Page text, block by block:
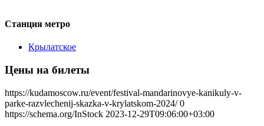
Станция метро
Крылатское
Цены на билеты
https://kudamoscow.ru/event/festival-mandarinovye-kanikuly-v-
parke-razvlechenij-skazka-v-krylatskom-2024/ 0
https://schema.org/InStock 2023-12-29T09:06:00+03:00